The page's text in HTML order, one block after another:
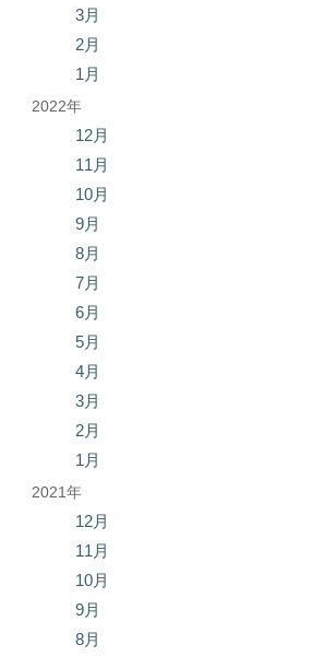
3月
2月
1月
2022年
12月
11月
10月
9月
8月
7月
6月
5月
4月
3月
2月
1月
2021年
12月
11月
10月
9月
8月